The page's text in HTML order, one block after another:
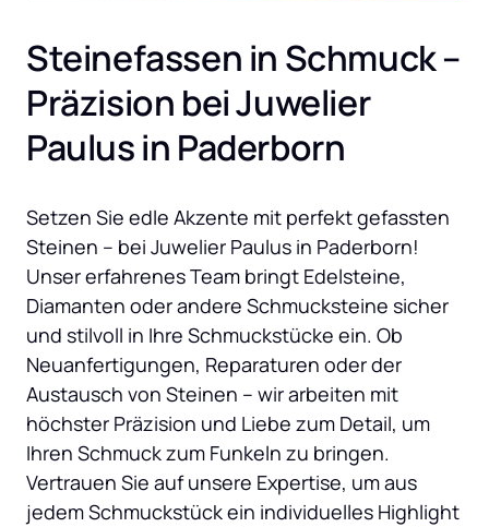
Steinefassen in Schmuck –
Präzision bei Juwelier
Paulus in Paderborn
Setzen Sie edle Akzente mit perfekt gefassten
Steinen – bei Juwelier Paulus in Paderborn!
Unser erfahrenes Team bringt Edelsteine,
Diamanten oder andere Schmucksteine sicher
und stilvoll in Ihre Schmuckstücke ein. Ob
Neuanfertigungen, Reparaturen oder der
Austausch von Steinen – wir arbeiten mit
höchster Präzision und Liebe zum Detail, um
Ihren Schmuck zum Funkeln zu bringen.
Vertrauen Sie auf unsere Expertise, um aus
jedem Schmuckstück ein individuelles Highlight